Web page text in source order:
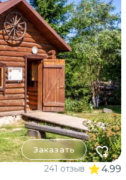
Заказать
241 отзыв 4.99